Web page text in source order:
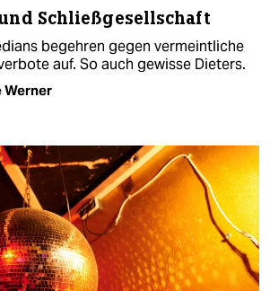
Schließgesellschaft
begehren gegen vermeintliche
auf. So auch gewisse Dieters.
Werner